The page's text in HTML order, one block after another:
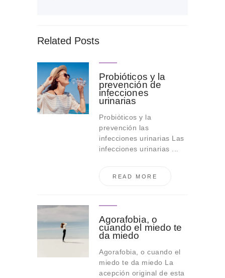
Related Posts
Probióticos y la
prevención de
infecciones
urinarias
Probióticos y la
prevención las
infecciones urinarias Las
infecciones urinarias ...
READ MORE
Agorafobia, o
cuando el miedo te
da miedo
Agorafobia, o cuando el
miedo te da miedo La
acepción original de esta